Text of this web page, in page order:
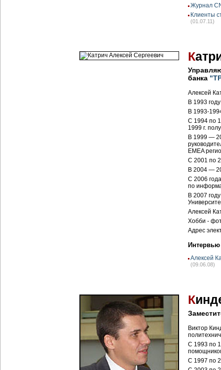
Журнал
Клиенты
(01.07.11)
К
банка
Алексей
В 1993
В 1993-
С 1994 по
1999 г.
В 1999 —
EMEA
С 2001 по
В 2004 —
С 2006
по
В 2007
Алексей
Хобби -
Адрес
Интервью
Алексей
(09.06.08)
К
Виктор
С 1993 по
С 1997 по